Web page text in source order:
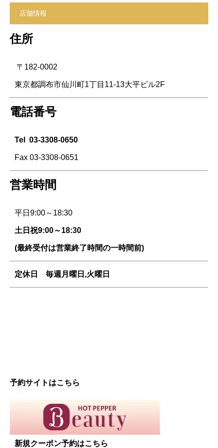
店舗情報
住所
〒182-0002
東京都調布市仙川町1丁目11-13大平ビル2F
電話番号
Tel 03-3308-0650
Fax 03-3308-0651
営業時間
平日9:00～18:30
土日祝9:00～18:30
(最終受付は営業終了時間の一時間前)
定休日 毎週 月曜日,火曜日
予約サイトはこちら
新規クーポン予約はこちら